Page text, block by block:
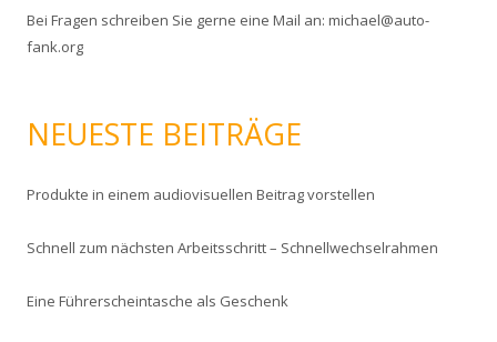
Bei Fragen schreiben Sie gerne eine Mail an: michael@auto-
fank.org
NEUESTE BEITRÄGE
Produkte in einem audiovisuellen Beitrag vorstellen
Schnell zum nächsten Arbeitsschritt – Schnellwechselrahmen
Eine Führerscheintasche als Geschenk